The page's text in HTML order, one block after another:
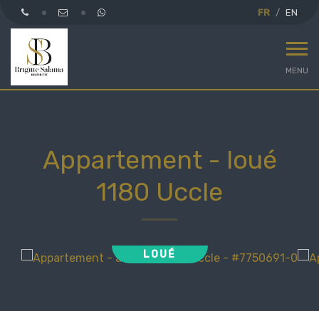
FR EN
MENU
Appartement - loué
1180 Uccle
LOUÉ